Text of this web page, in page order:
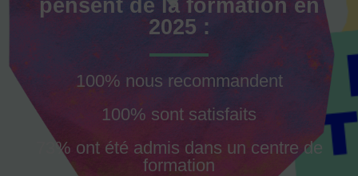
pensent de la formation en
2025 :
100% nous recommandent
100% sont satisfaits
73% ont été admis dans un centre de
formation